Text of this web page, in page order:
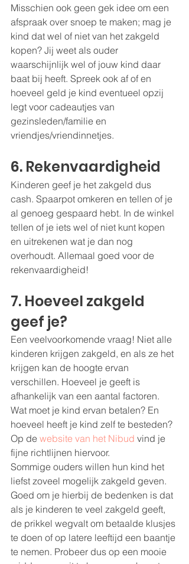
Misschien ook geen gek idee om een
afspraak over snoep te maken; mag je
kind dat wel of niet van het zakgeld
kopen? Jij weet als ouder
waarschijnlijk wel of jouw kind daar
baat bij heeft. Spreek ook af of en
hoeveel geld je kind eventueel opzij
legt voor cadeautjes van
gezinsleden/familie en
vriendjes/vriendinnetjes.
6. Rekenvaardigheid
Kinderen geef je het zakgeld dus
cash. Spaarpot omkeren en tellen of je
al genoeg gespaard hebt. In de winkel
tellen of je iets wel of niet kunt kopen
en uitrekenen wat je dan nog
overhoudt. Allemaal goed voor de
rekenvaardigheid!
7. Hoeveel zakgeld
geef je?
Een veelvoorkomende vraag! Niet alle
kinderen krijgen zakgeld, en als ze het
krijgen kan de hoogte ervan
verschillen. Hoeveel je geeft is
afhankelijk van een aantal factoren.
Wat moet je kind ervan betalen? En
hoeveel heeft je kind zelf te besteden?
Op de website van het Nibud vind je
fijne richtlijnen hiervoor.
Sommige ouders willen hun kind het
liefst zoveel mogelijk zakgeld geven.
Goed om je hierbij de bedenken is dat
als je kinderen te veel zakgeld geeft,
de prikkel wegvalt om betaalde klusjes
te doen of op latere leeftijd een baantje
te nemen. Probeer dus op een mooie